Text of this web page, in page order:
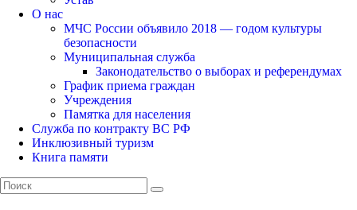
О нас
МЧС России объявило 2018 — годом культуры
безопасности
Муниципальная служба
Законодательство о выборах и референдумах
График приема граждан
Учреждения
Памятка для населения
Служба по контракту ВС РФ
Инклюзивный туризм
Книга памяти